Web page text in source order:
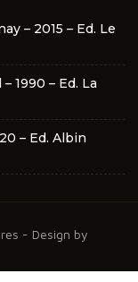
– 2015 – Ed. Le
1990 – Ed. La
– Ed. Albin
- Design by